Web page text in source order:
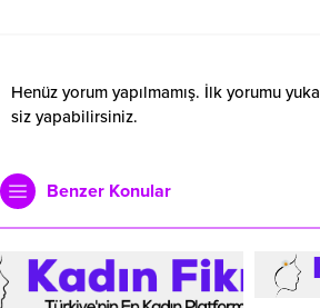
Henüz yorum yapılmamış. İlk yorumu
siz yapabilirsiniz.
Benzer Konular